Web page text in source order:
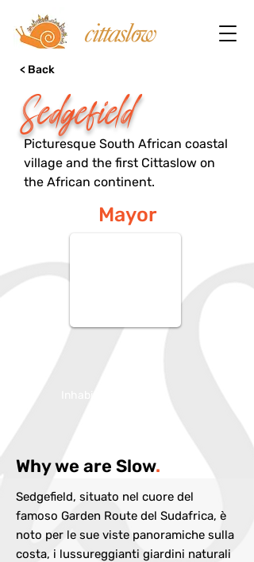
Sedgefield
< Back
Picturesque South African coastal
village and the first Cittaslow on
the African continent.
Mayor
Why we are Slow.
Sedgefield, situato nel cuore del
famoso Garden Route del Sudafrica, è
noto per le sue viste panoramiche sulla
costa, i lussureggianti giardini naturali